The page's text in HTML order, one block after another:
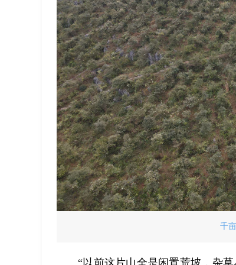
千
“以前这片山全是闲置荒坡，杂